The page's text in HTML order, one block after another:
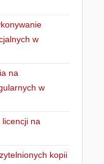
w
na
w
na
kopii